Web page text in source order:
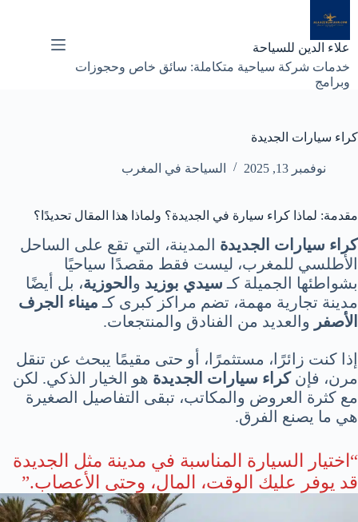
إلى
المحتوى
علاء الدين للسياحة
خدمات شركة سياحية متكاملة: سائق خاص وحجوزات
وبرامج
كراء سيارات الجديدة
نوفمبر 13, 2025 السياحة في المغرب
مقدمة: لماذا كراء سيارة في الجديدة؟ ولماذا هذا المقال تحديدًا؟
كراء سيارات الجديدة المدينة، التي تقع على الساحل
الأطلسي للمغرب، ليست فقط مقصدًا سياحيًا
بشواطئها الجميلة كـ سيدي بوزيد و الحوزية، بل أيضًا
مدينة تجارية مهمة، تضم مراكز كبرى كـ ميناء الجرف
الأصفر والعديد من الفنادق والمنتجعات.
إذا كنت زائرًا، مستثمرًا، أو حتى مقيمًا يبحث عن تنقل
مرن، فإنكراء سيارات الجديدة هو الخيار الذكي. لكن
مع كثرة العروض والمكاتب، تبقى التفاصيل الصغيرة
هي ما يصنع الفرق.
“اختيار السيارة المناسبة في مدينة مثل الجديدة
قد يوفر عليك الوقت، المال، وحتى الأعصاب.”